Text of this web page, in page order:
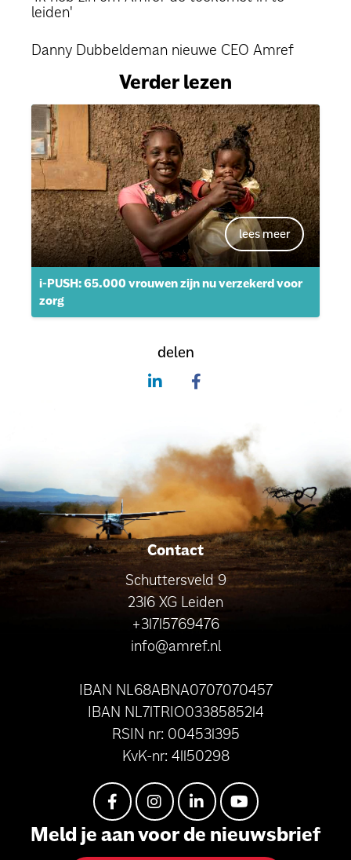
leiden'
Danny Dubbeldeman nieuwe CEO Amref
Verder lezen
i-PUSH: 65.000 vrouwen zijn nu verzekerd voor
zorg
delen
Contact
Schuttersveld 9
2316 XG Leiden
+31715769476
info@amref.nl
IBAN NL68ABNA0707070457
IBAN NL71TRIO0338585214
RSIN nr: 004531395
KvK-nr: 41150298
Meld je aan voor de nieuwsbrief